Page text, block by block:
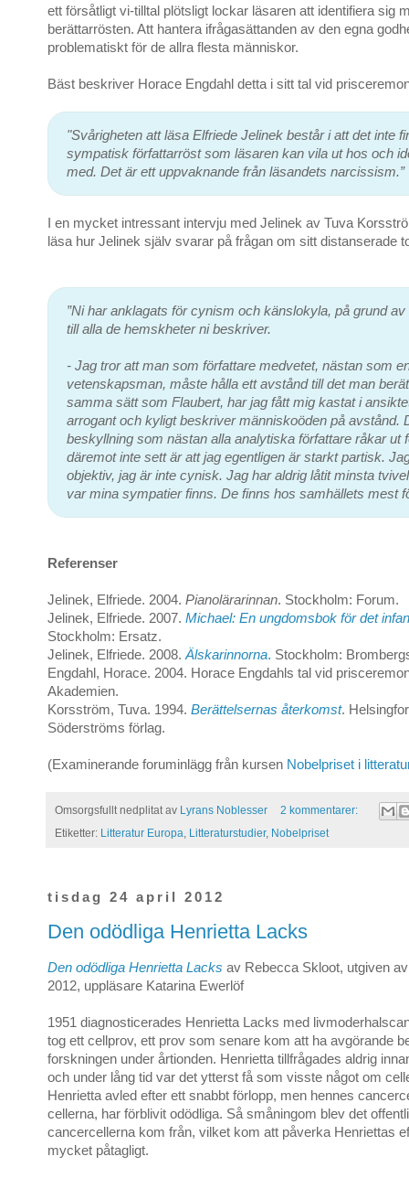
ett försåtligt vi-tilltal plötsligt lockar läsaren att identifiera sig
berättarrösten. Att hantera ifrågasättanden av den egna
problematiskt för de allra flesta människor.
Bäst beskriver Horace Engdahl detta i sitt tal vid
"Svårigheten att läsa Elfriede Jelinek består i att det inte
sympatisk författarröst som läsaren kan vila ut hos och
med. Det är ett uppvaknande från läsandets narcissism.”
I en mycket intressant intervju med Jelinek av Tuva
läsa hur Jelinek själv svarar på frågan om sitt distanserade
”Ni har anklagats för cynism och känslokyla, på grund
till alla de hemskheter ni beskriver.
- Jag tror att man som författare medvetet, nästan som
vetenskapsman, måste hålla ett avstånd till det man
samma sätt som Flaubert, har jag fått mig kastat i
arrogant och kyligt beskriver människoöden på avstånd.
beskyllning som nästan alla analytiska författare råkar ut
däremot inte sett är att jag egentligen är starkt partisk.
objektiv, jag är inte cynisk. Jag har aldrig låtit minsta
var mina sympatier finns. De finns hos samhällets mest
Referenser
Jelinek, Elfriede. 2004. Pianolärarinnan. Stockholm: Forum.
Jelinek, Elfriede. 2007. Michael: En ungdomsbok för det
Stockholm: Ersatz.
Jelinek, Elfriede. 2008.Älskarinnorna. Stockholm:
Engdahl, Horace. 2004. Horace Engdahls tal vid
Akademien.
Korsström, Tuva. 1994. Berättelsernas återkomst.
Söderströms förlag.
(Examinerande foruminlägg från kursen Nobelpriset i
Omsorgsfullt nedplitat av Lyrans Noblesser
2 kommentarer:
Etiketter: Litteratur Europa Litteraturstudier, Nobelpriset
tisdag 24 april 2012
Den odödliga Henrietta Lacks
Den odödliga Henrietta Lacks av Rebecca Skloot, utgiven
2012, uppläsare Katarina Ewerlöf
1951 diagnosticerades Henrietta Lacks med
tog ett cellprov, ett prov som senare kom att ha avgörande
forskningen under årtionden. Henrietta tillfrågades aldrig
och under lång tid var det ytterst få som visste något om
Henrietta avled efter ett snabbt förlopp, men hennes
cellerna, har förblivit odödliga. Så småningom blev det
cancercellerna kom från, vilket kom att påverka Henriettas
mycket påtagligt.